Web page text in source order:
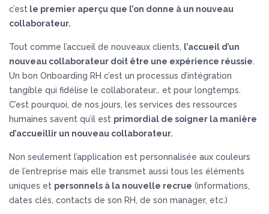
c’est le premier aperçu que l’on donne à un nouveau
collaborateur.
Tout comme l’accueil de nouveaux clients, l’accueil d’un
nouveau collaborateur doit être une expérience réussie.
Un bon Onboarding RH c’est un processus d’intégration
tangible qui fidélise le collaborateur… et pour longtemps.
C’est pourquoi, de nos jours, les services des ressources
humaines savent qu’il est primordial de soigner la manière
d’accueillir un nouveau collaborateur.
Non seulement l’application est personnalisée aux couleurs
de l’entreprise mais elle transmet aussi tous les éléments
uniques et personnels à la nouvelle recrue (informations,
dates clés, contacts de son RH, de son manager, etc.)